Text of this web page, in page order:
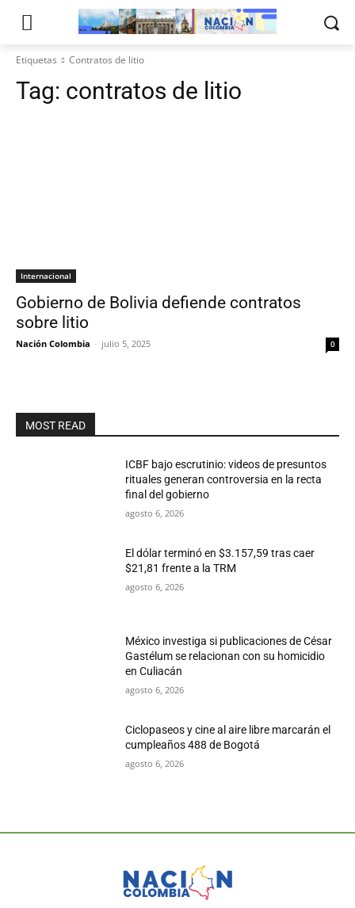
Etiquetas Contratos de litio
Tag: contratos de litio
Internacional
Gobierno de Bolivia defiende contratos
sobre litio
Nación Colombia - julio 5, 2025 0
MOST READ
ICBF bajo escrutinio: videos de presuntos
rituales generan controversia en la recta
final del gobierno
agosto 6, 2026
El dólar terminó en $3.157,59 tras caer
$21,81 frente a la TRM
agosto 6, 2026
México investiga si publicaciones de César
Gastélum se relacionan con su homicidio
en Culiacán
agosto 6, 2026
Ciclopaseos y cine al aire libre marcarán el
cumpleaños 488 de Bogotá
agosto 6, 2026